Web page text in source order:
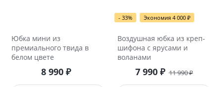
Юбка мини из
премиального твида в
белом цвете
8 990 ₽
- 33% Экономия 4 000 ₽
Воздушная юбка из креп-
шифона с ярусами и
воланами
7 990 ₽ 11 990₽